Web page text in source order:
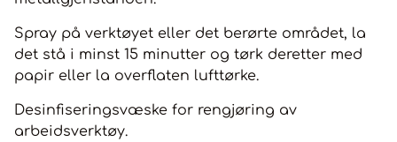
Spray på verktøyet eller det berørte området, la
det stå i minst 15 minutter og tørk deretter med
papir eller la overflaten lufttørke.
Desinfiseringsvæske for rengjøring av
arbeidsverktøy.